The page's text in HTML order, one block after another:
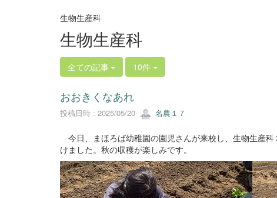
生物生産科
生物生産科
全ての記事 10件
おおきくなあれ
投稿日時 : 2025/05/20 名農１７
今日、まほろば幼稚園の園児さんが来校し、生物生産
けました。秋の収穫が楽しみです。